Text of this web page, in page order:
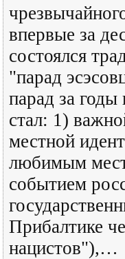
впервые за
состоялся
"парад
парад за годы
стал: 1)
местной
любимым
событием
Прибалтике
нацистов"),…